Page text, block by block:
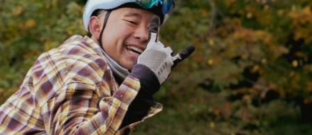
LANCEMENT DU BLACK FRIDAY